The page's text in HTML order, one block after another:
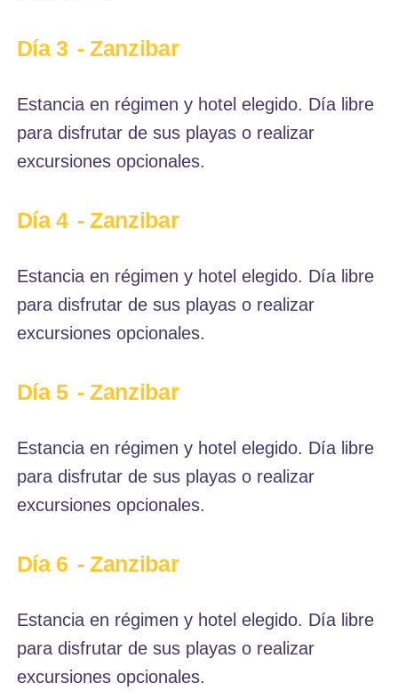
Día 3 - Zanzibar
Estancia en régimen y hotel elegido. Día libre
para disfrutar de sus playas o realizar
excursiones opcionales.
Día 4 - Zanzibar
Estancia en régimen y hotel elegido. Día libre
para disfrutar de sus playas o realizar
excursiones opcionales.
Día 5 - Zanzibar
Estancia en régimen y hotel elegido. Día libre
para disfrutar de sus playas o realizar
excursiones opcionales.
Día 6 - Zanzibar
Estancia en régimen y hotel elegido. Día libre
para disfrutar de sus playas o realizar
excursiones opcionales.